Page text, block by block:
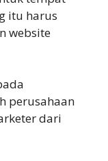
itu harus
website
perusahaan
dari